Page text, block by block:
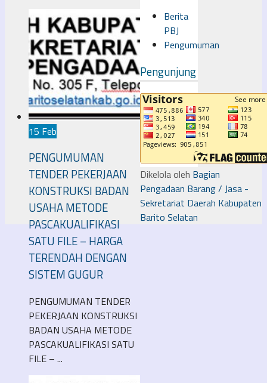
Berita
PBJ
Pengumuman
Pengunjung
15 Feb
PENGUMUMAN
TENDER PEKERJAAN
KONSTRUKSI BADAN
USAHA METODE
PASCAKUALIFIKASI
SATU FILE – HARGA
TERENDAH DENGAN
SISTEM GUGUR
PENGUMUMAN TENDER
PEKERJAAN KONSTRUKSI
BADAN USAHA METODE
PASCAKUALIFIKASI SATU
FILE – ...
Dikelola oleh Bagian
Pengadaan Barang / Jasa -
Sekretariat Daerah Kabupaten
Barito Selatan